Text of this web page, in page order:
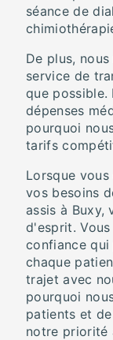
séance de
De plus,
service de
que possible.
dépenses
pourquoi
tarifs
Lorsque
vos besoins
assis à Buxy,
d'esprit.
confiance
chaque
trajet avec
pourquoi
patients et
notre priorité